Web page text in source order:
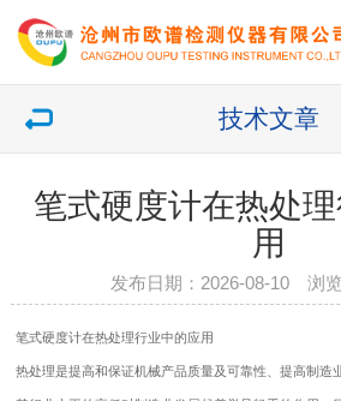
技术文章
笔式硬度计在热处
用
发布日期：2026-08-10 浏
笔式硬度计在热处理行业中的应用
热处理是提高和保证机械产品质量及可靠性、提高制造